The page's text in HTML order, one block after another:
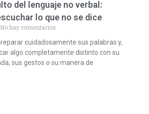
del lenguaje no verbal:
lo que no se dice
No hay comentarios
cuidadosamente sus palabras y,
algo completamente distinto con su
sus gestos o su manera de